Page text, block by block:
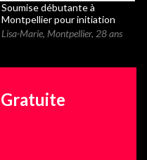
Soumise débutante à
Montpellier pour initiation
Lisa-Marie, Montpellier, 28 ans